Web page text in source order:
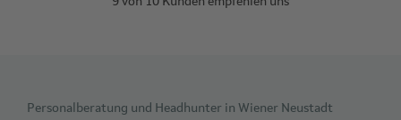
Personalberatung und Headhunter in Wiener Neustadt